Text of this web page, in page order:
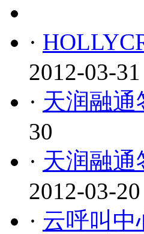
·
2012-03-31
· 天润融
30
· 天润融通
2012-03-20
· 云呼叫中